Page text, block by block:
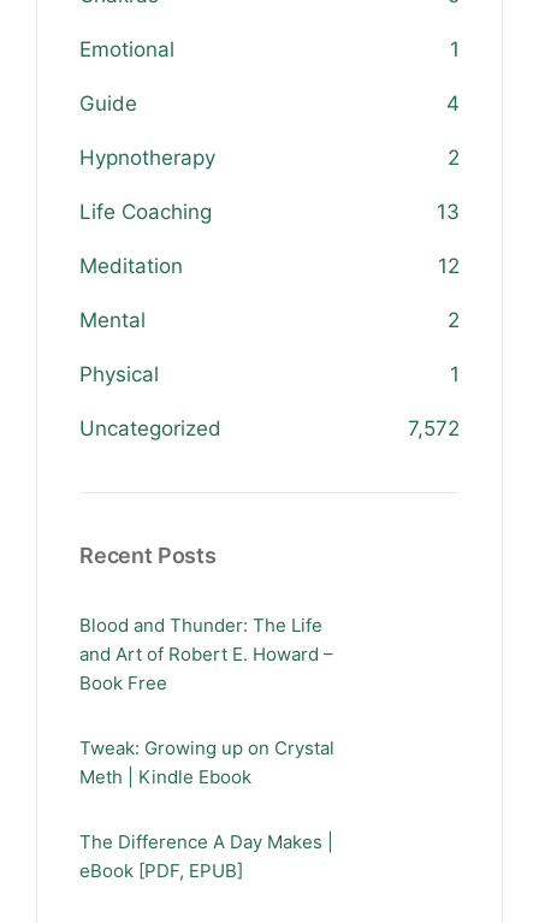
Emotional 1
Guide 4
Hypnotherapy 2
Life Coaching 13
Meditation 12
Mental 2
Physical 1
Uncategorized 7,572
Recent Posts
Blood and Thunder: The Life
and Art of Robert E. Howard –
Book Free
Tweak: Growing up on Crystal
Meth | Kindle Ebook
The Difference A Day Makes |
eBook [PDF, EPUB]